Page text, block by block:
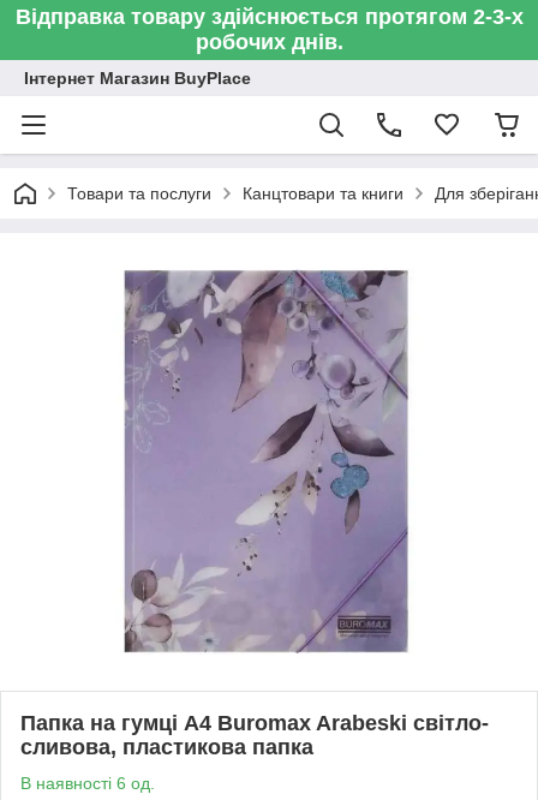
Відправка товару здійснюється протягом 2-3-х
робочих днів.
Інтернет Магазин BuyPlace
Товари та послуги Канцтовари та книги Для
Папка на гумці А4 Buromax Arabeski світло-
сливова, пластикова папка
В наявності 6 од.